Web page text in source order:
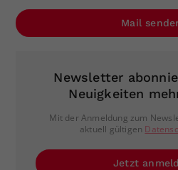
Mail
Newsletter
Neuigkeiten
Mit der Anmeldung zum
aktuell gültigen
Jetzt